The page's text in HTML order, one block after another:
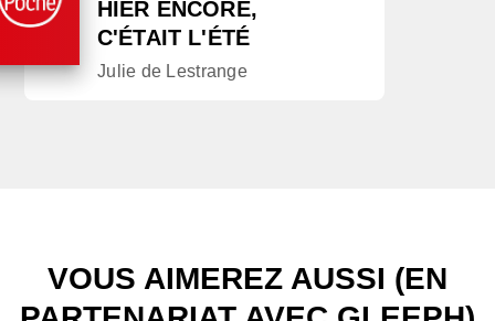
HIER ENCORE,
C'ÉTAIT L'ÉTÉ
Julie de Lestrange
VOUS AIMEREZ AUSSI (EN